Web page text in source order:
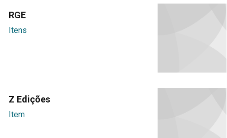
RGE
Itens
Z Edições
Item